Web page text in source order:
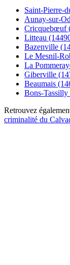
Saint-Pierre-
Aunay-sur-
Cricquebœuf
Litteau
Bazenville
Le Mesnil-
La
Giberville
Beaumais
Bons-Tassilly
Retrouvez
criminalité du